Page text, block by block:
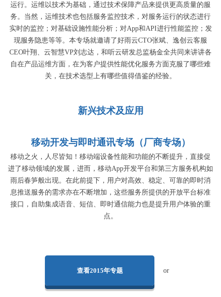
运行。运维以技术为基础，通过技术保障产品来提供更高质量的服
务。当然，运维技术也包括服务监控技术，对服务运行的状态进行
实时的监控；对基础设施性能分析；对App和API进行性能监控；发
现服务隐患等等。本专场就邀请了好雨云CTO张斌、逸创云客服
CEO叶翔、云智慧VP刘志达，和听云研发总监杨金全共同来讲讲各
自在产品运维方面，在为客户提供性能优化服务方面克服了哪些难
关，在技术选型上有哪些值得借鉴的经验。
新兴技术及应用
移动开发与即时通讯专场（厂商专场）
移动之火，人尽皆知！移动端设备性能和功能的不断提升，直接促
进了移动领域的发展，进而，移动App开发平台和第三方服务机构如
雨后春笋般出现。在此前提下，用户对高效、稳定、可靠的即时消
息推送服务的需求亦在不断增加，这些服务所提供的开放平台标准
接口，自助集成语音、短信、即时通信能力也是提升用户体验的重
点。
查看2015年专题 or